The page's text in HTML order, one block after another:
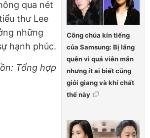
Công chúa kín tiếng
của Samsung: Bị lãng
quên vì quá viên mãn
nhưng ít ai biết cũng
giỏi giang và khí chất
thế này
qua nét
thư Lee
những
hạnh phúc.
Tổng hợp